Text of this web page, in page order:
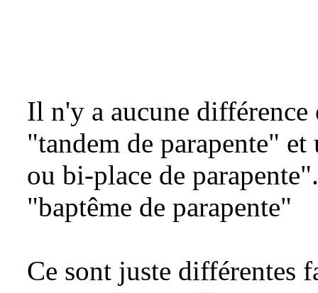
Il n'y a aucune différence
"tandem de parapente"
ou bi-place de
"baptême de parapente"
Ce sont juste différentes